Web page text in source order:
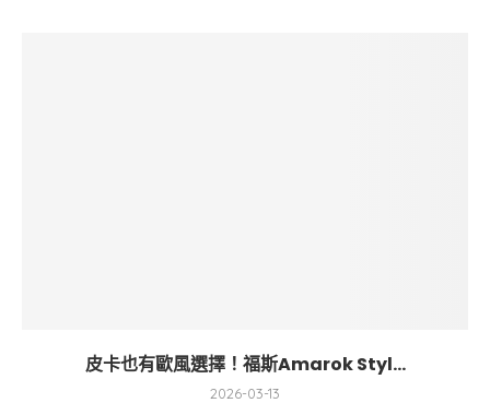
皮卡也有歐風選擇！福斯Amarok Styl...
2026-03-13